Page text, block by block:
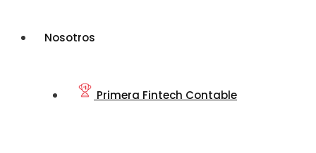
Nosotros
Primera Fintech Contable